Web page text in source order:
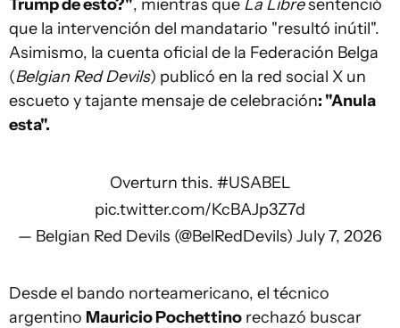
Trump de esto?", mientras que La Libresentenció
que la intervención del mandatario "resultó inútil".
Asimismo, la cuenta oficial de la Federación Belga
(Belgian Red Devils) publicó en la red social X un
escueto y tajante mensaje de celebración: "Anula
esta".
Overturn this. #USABEL
pic.twitter.com/KcBAJp3Z7d
— Belgian Red Devils (@BelRedDevils) July 7, 2026
Desde el bando norteamericano, el técnico
argentino Mauricio Pochettino rechazó buscar